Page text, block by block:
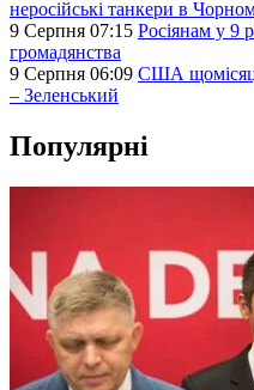
неросійські танкери в
9 Серпня 07:15 Росіянам у 9
громадянства
9 Серпня 06:09 США
– Зеленський
Популярні